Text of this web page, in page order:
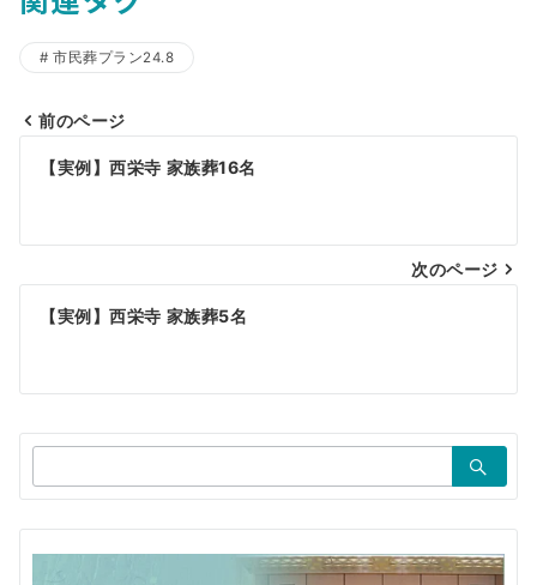
市民葬プラン24.8
ナ
ビ
シ
ョ
ン
前のページ
【実例】西栄寺 家族葬16名
次のページ
【実例】西栄寺 家族葬5名
索：